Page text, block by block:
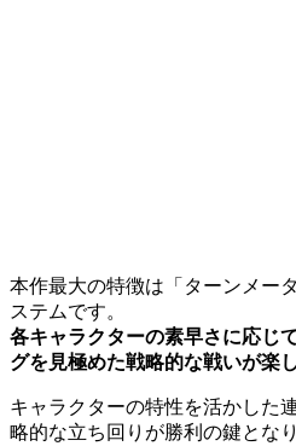
本作最大の特徴は「ターンメー
ステムです。
各キャラクターの素早さに応じ
グを見極めた戦略的な戦いが楽
キャラクターの特性を活かした
略的な立ち回りが勝利の鍵となり